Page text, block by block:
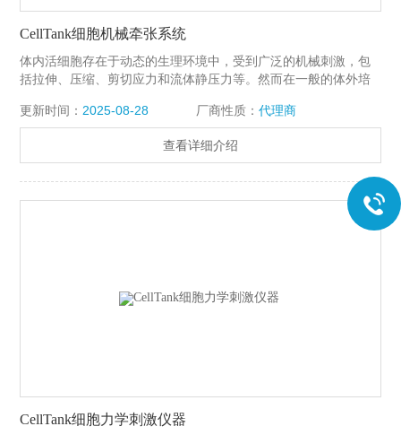
CellTank细胞机械牵张系统
体内活细胞存在于动态的生理环境中，受到广泛的机械刺激，包
括拉伸、压缩、剪切应力和流体静压力等。然而在一般的体外培
CellTank细胞机械牵张系统，可以提供与体内细胞相似的生理环
境，帮助研究人员分析各种细胞培养应用中的拉伸负荷的生化变
化，包括肌肉、肺、心脏、血管、皮肤等。
更新时间： 2025-08-28 厂商性质： 代理商
查看详细介绍
CellTank细胞力学刺激仪器